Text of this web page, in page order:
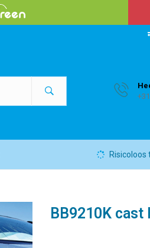
Risicoloos
BB9210K cast